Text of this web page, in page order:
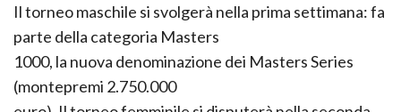
Il torneo maschile si svolgerà nella prima settimana: fa
parte della categoria Masters
1000, la nuova denominazione dei Masters Series
(montepremi 2.750.000